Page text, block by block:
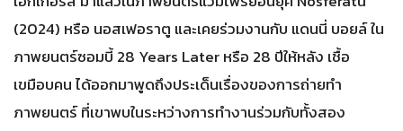
(2024) หรือ นอสเฟอราตู และเคยร่วมงานกับ แดนนี่ บอยล์ ใน
ภาพยนตร์ซอมบี้ 28 Years Later หรือ 28 ปีให้หลัง เชื้อ
เขมือบคน ได้ออกมาพูดถึงประเด็นเรื่องของการถ่ายทำ
ภาพยนตร์ ที่เขาพบในระหว่างการทำงานร่วมกับทั้งสอง